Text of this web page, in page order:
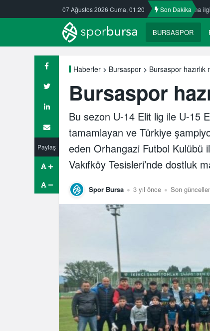
07 Ağustos 2026 Cuma, 01:20 Son Dakika
Nilüfer’de yaz okullarına ilgi büyük ULUDAĞ BASKETBOL NE
BURSASPOR
Paylaş
Haberler Bursaspor Bursaspor hazırlık
Bursaspor
Bu sezon U-14 Elit lig ile U-15
tamamlayan ve Türkiye
eden Orhangazi Futbol Kulübü
Vakıfköy Tesisleri’nde dostluk
Spor Bursa 3 yıl önce Son